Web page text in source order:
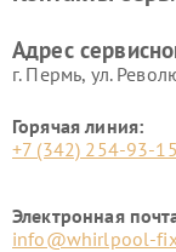
Адрес
г. Пермь, ул.
Горячая линия:
+7 (342) 254-93-15
Электронная
info@whirlpool-